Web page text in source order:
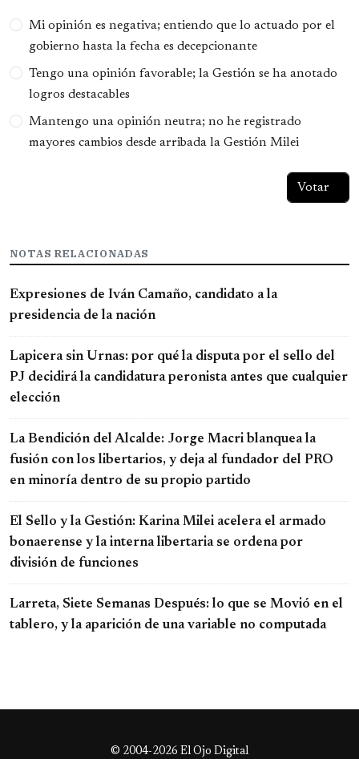
Opciones
Mi opinión es negativa; entiendo que lo actuado por el
gobierno hasta la fecha es decepcionante
Tengo una opinión favorable; la Gestión se ha anotado
logros destacables
Mantengo una opinión neutra; no he registrado
mayores cambios desde arribada la Gestión Milei
NOTAS RELACIONADAS
Expresiones de Iván Camaño, candidato a la
presidencia de la nación
Lapicera sin Urnas: por qué la disputa por el sello del
PJ decidirá la candidatura peronista antes que cualquier
elección
La Bendición del Alcalde: Jorge Macri blanquea la
fusión con los libertarios, y deja al fundador del PRO
en minoría dentro de su propio partido
El Sello y la Gestión: Karina Milei acelera el armado
bonaerense y la interna libertaria se ordena por
división de funciones
Larreta, Siete Semanas Después: lo que se Movió en el
tablero, y la aparición de una variable no computada
© 2004-2026 El Ojo Digital